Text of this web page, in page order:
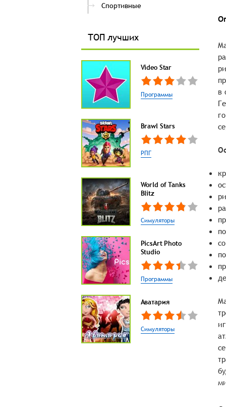
Спортивные
ТОП лучших
Video Star
Программы
Brawl Stars
РПГ
World of Tanks
Blitz
Симуляторы
PicsArt Photo
Studio
Программы
Аватария
Симуляторы
в